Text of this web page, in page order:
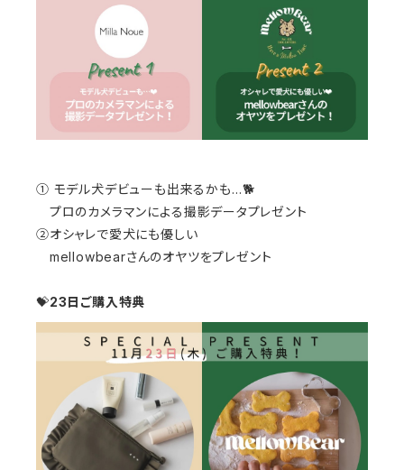
① モデル犬デビューも出来るかも…🐕
プロのカメラマンによる撮影データプレゼント
②オシャレで愛犬にも優しい
mellowbearさんのオヤツをプレゼント
💝23日ご購入特典